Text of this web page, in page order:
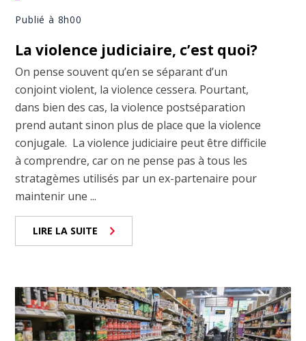
Publié à 8h00
La violence judiciaire, c’est quoi?
On pense souvent qu’en se séparant d’un
conjoint violent, la violence cessera. Pourtant,
dans bien des cas, la violence postséparation
prend autant sinon plus de place que la violence
conjugale. La violence judiciaire peut être difficile
à comprendre, car on ne pense pas à tous les
stratagèmes utilisés par un ex-partenaire pour
maintenir une ...
LIRE LA SUITE